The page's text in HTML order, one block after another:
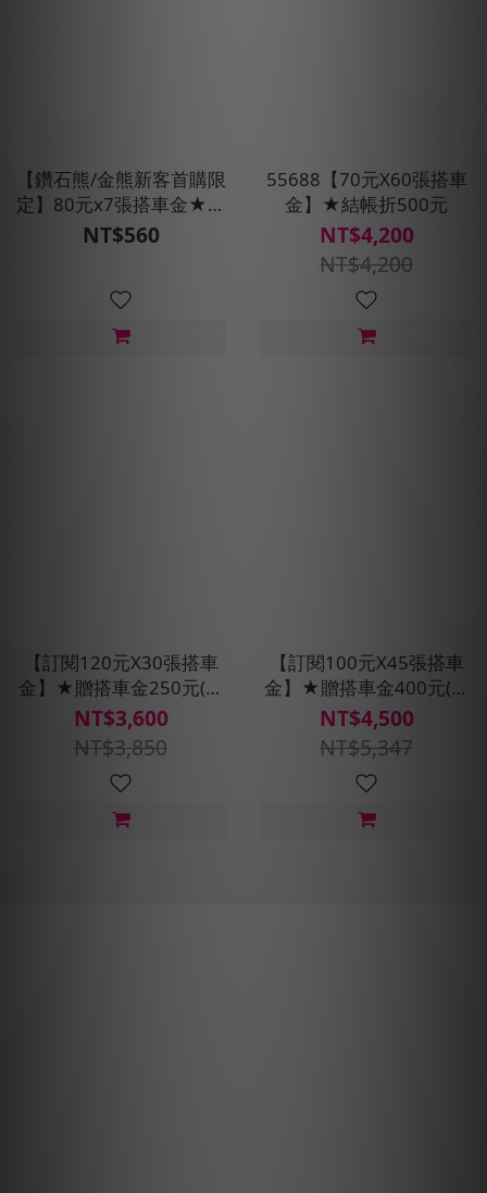
【鑽石熊/金熊新客首購限
定】80元x7張搭車金★現
折100元
NT$560
55688【70元X60張搭車
金】★結帳折500元
NT$4,200
NT$4,200
【訂閱120元X30張搭車
金】★贈搭車金250元(每
30天自動扣款)
NT$3,600
NT$3,850
【訂閱100元X45張搭車
金】★贈搭車金400元(每
30天自動扣款)
NT$4,500
NT$5,347